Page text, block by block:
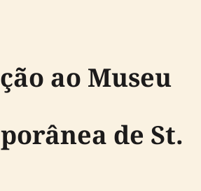
ao Museu
de St.